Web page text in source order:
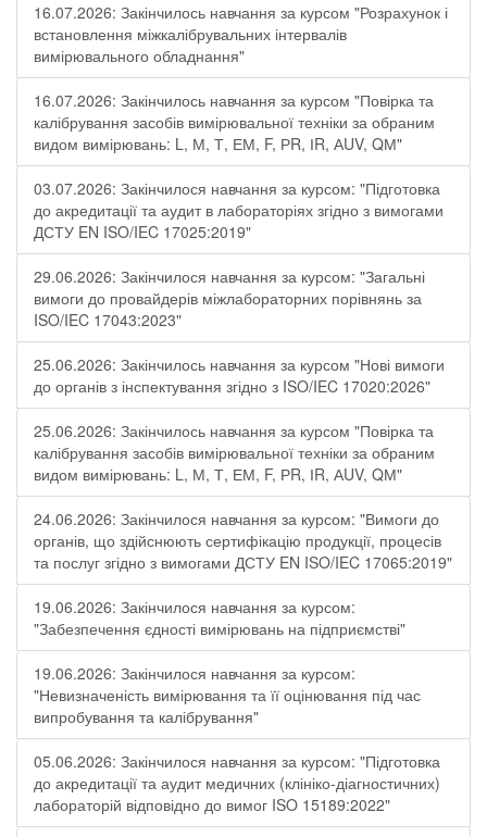
16.07.2026: Закінчилось навчання за курсом "Розрахунок і
встановлення міжкалібрувальних інтервалів
вимірювального обладнання"
16.07.2026: Закінчилось навчання за курсом "Повірка та
калібрування засобів вимірювальної техніки за обраним
видом вимірювань: L, М, Т, ЕМ, F, РR, ІR, АUV, QМ"
03.07.2026: Закінчилося навчання за курсом: "Підготовка
до акредитації та аудит в лабораторіях згідно з вимогами
ДСТУ EN ISO/IEC 17025:2019"
29.06.2026: Закінчилося навчання за курсом: "Загальні
вимоги до провайдерів міжлабораторних порівнянь за
ISO/IEC 17043:2023"
25.06.2026: Закінчилось навчання за курсом "Нові вимоги
до органів з інспектування згідно з ISO/IEC 17020:2026"
25.06.2026: Закінчилось навчання за курсом "Повірка та
калібрування засобів вимірювальної техніки за обраним
видом вимірювань: L, М, Т, ЕМ, F, РR, ІR, АUV, QМ"
24.06.2026: Закінчилося навчання за курсом: "Вимоги до
органів, що здійснюють сертифікацію продукції, процесів
та послуг згідно з вимогами ДСТУ EN ISO/IEC 17065:2019"
19.06.2026: Закінчилося навчання за курсом:
"Забезпечення єдності вимірювань на підприємстві"
19.06.2026: Закінчилося навчання за курсом:
"Невизначеність вимірювання та її оцінювання під час
випробування та калібрування"
05.06.2026: Закінчилося навчання за курсом: "Підготовка
до акредитації та аудит медичних (клініко-діагностичних)
лабораторій відповідно до вимог ISO 15189:2022"